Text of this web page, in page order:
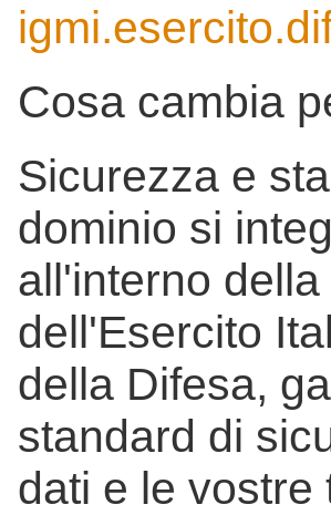
Cosa cambia
Sicurezza e
dominio si
all'interno
dell'Esercito
della Difesa,
standard di
dati e le vostre